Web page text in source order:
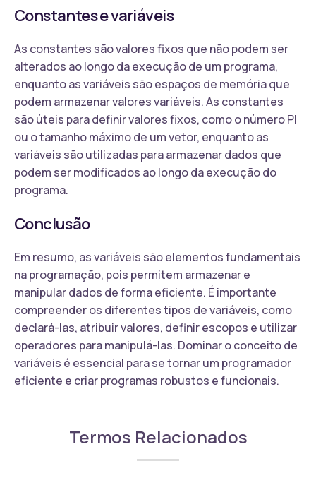
Constantes e variáveis
As constantes são valores fixos que não podem ser
alterados ao longo da execução de um programa,
enquanto as variáveis são espaços de memória que
podem armazenar valores variáveis. As constantes
são úteis para definir valores fixos, como o número PI
ou o tamanho máximo de um vetor, enquanto as
variáveis são utilizadas para armazenar dados que
podem ser modificados ao longo da execução do
programa.
Conclusão
Em resumo, as variáveis são elementos fundamentais
na programação, pois permitem armazenar e
manipular dados de forma eficiente. É importante
compreender os diferentes tipos de variáveis, como
declará-las, atribuir valores, definir escopos e utilizar
operadores para manipulá-las. Dominar o conceito de
variáveis é essencial para se tornar um programador
eficiente e criar programas robustos e funcionais.
Termos Relacionados